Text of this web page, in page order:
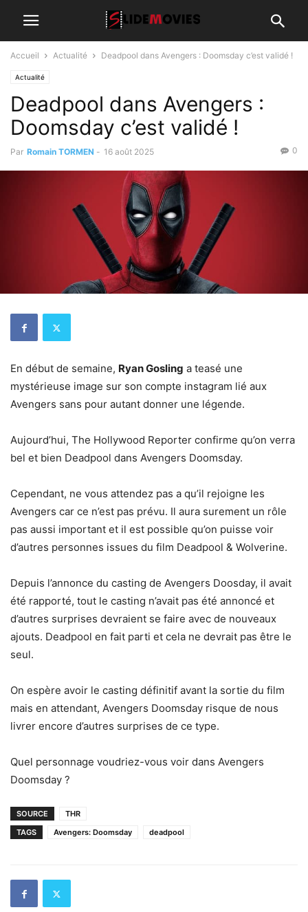
Accueil Actualité Deadpool dans Avengers : Doomsday c’est validé !
Actualité
Deadpool dans Avengers :
Doomsday c’est validé !
Par Romain TORMEN - 16 août 2025 0
En début de semaine, Ryan Gosling a teasé une
mystérieuse image sur son compte instagram lié aux
Avengers sans pour autant donner une légende.
Aujourd’hui, The Hollywood Reporter confirme qu’on verra
bel et bien Deadpool dans Avengers Doomsday.
Cependant, ne vous attendez pas a qu’il rejoigne les
Avengers car ce n’est pas prévu. Il aura surement un rôle
pas aussi important et il est possible qu’on puisse voir
d’autres personnes issues du film Deadpool & Wolverine.
Depuis l’annonce du casting de Avengers Doosday, il avait
été rapporté, tout le casting n’avait pas été annoncé et
d’autres surprises devraient se faire avec de nouveaux
ajouts. Deadpool en fait parti et cela ne devrait pas être le
seul.
On espère avoir le casting définitif avant la sortie du film
mais en attendant, Avengers Doomsday risque de nous
livrer encore d’autres surprises de ce type.
Quel personnage voudriez-vous voir dans Avengers
Doomsday ?
SOURCE
THR
TAGS
Avengers: Doomsday deadpool